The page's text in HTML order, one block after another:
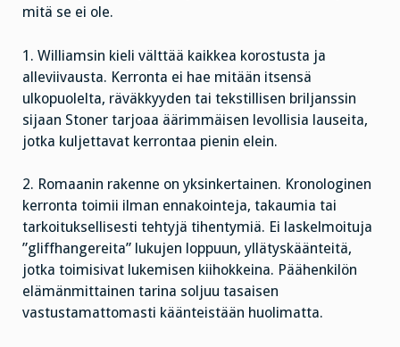
mitä se ei ole.
1. Williamsin kieli välttää kaikkea korostusta ja
alleviivausta. Kerronta ei hae mitään itsensä
ulkopuolelta, räväkkyyden tai tekstillisen briljanssin
sijaan Stoner tarjoaa äärimmäisen levollisia lauseita,
jotka kuljettavat kerrontaa pienin elein.
2. Romaanin rakenne on yksinkertainen. Kronologinen
kerronta toimii ilman ennakointeja, takaumia tai
tarkoituksellisesti tehtyjä tihentymiä. Ei laskelmoituja
”gliffhangereita” lukujen loppuun, yllätyskäänteitä,
jotka toimisivat lukemisen kiihokkeina. Päähenkilön
elämänmittainen tarina soljuu tasaisen
vastustamattomasti käänteistään huolimatta.